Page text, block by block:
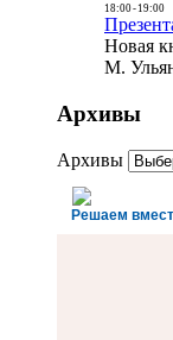
18:00- 19:00
Новая
М.
Архивы
Архивы
Решаем